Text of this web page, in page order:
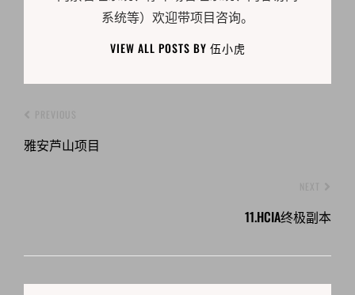
系统等）欢迎带项目咨询。
VIEW ALL POSTS BY 伍小虎
雅安芦山项目
11.HCIA终极副本